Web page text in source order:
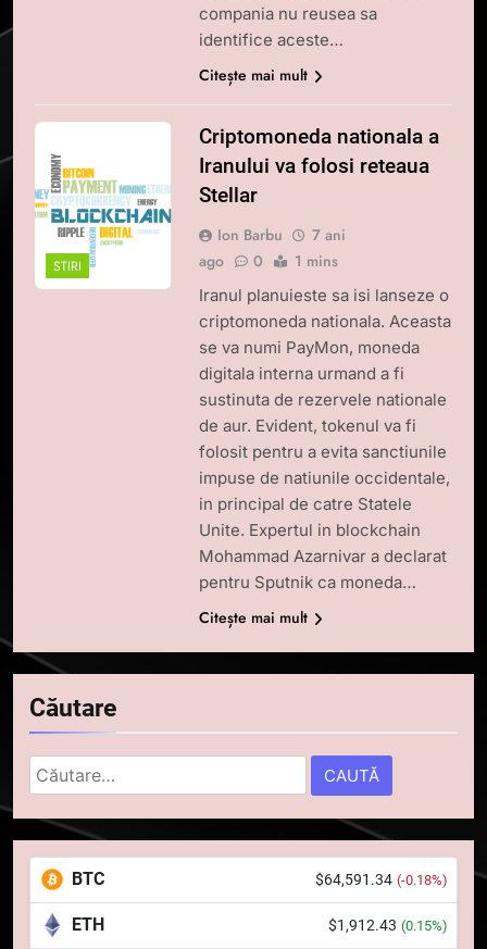
compania nu reusea sa
identifice aceste…
Citește mai mult
STIRI
Criptomoneda nationala a
Iranului va folosi reteaua
Stellar
Ion Barbu
7 ani
ago
0 1 mins
Iranul planuieste sa isi lanseze o
criptomoneda nationala. Aceasta
se va numi PayMon, moneda
digitala interna urmand a fi
sustinuta de rezervele nationale
de aur. Evident, tokenul va fi
folosit pentru a evita sanctiunile
impuse de natiunile occidentale,
in principal de catre Statele
Unite. Expertul in blockchain
Mohammad Azarnivar a declarat
pentru Sputnik ca moneda…
Citește mai mult
Căutare
Caută
după:
BTC $64,591.34 (-0.18%)
ETH $1,912.43 (0.15%)
dolari cu sprijinul Ripple, apoi a
pierdut jumătate din aceștia
într-un atac cibernetic în mai
puțin de 24 de ore
6
Banii digitali și arhitectura
încrederii: O nouă viziune asupra
banilor în era digitală